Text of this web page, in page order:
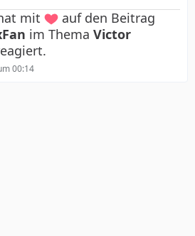
mit
auf den Beitrag
im Thema Victor
00:14